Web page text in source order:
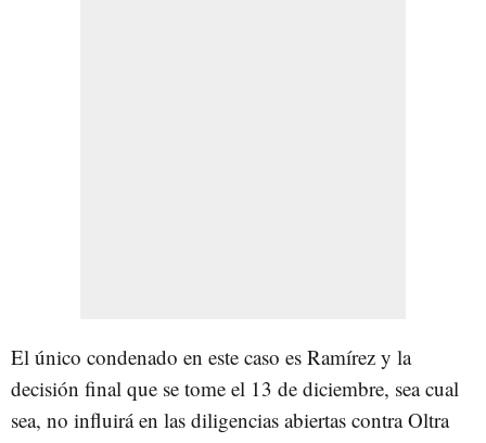
El único condenado en este caso es Ramírez y la
decisión final que se tome el 13 de diciembre, sea cual
sea, no influirá en las diligencias abiertas contra Oltra